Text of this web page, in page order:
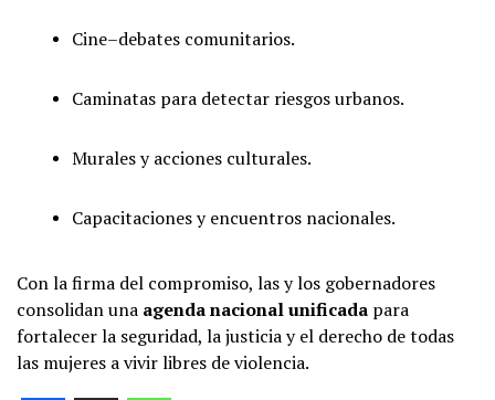
Cine–debates comunitarios.
Caminatas para detectar riesgos urbanos.
Murales y acciones culturales.
Capacitaciones y encuentros nacionales.
Con la firma del compromiso, las y los gobernadores
consolidan una agenda nacional unificada para
fortalecer la seguridad, la justicia y el derecho de todas
las mujeres a vivir libres de violencia.